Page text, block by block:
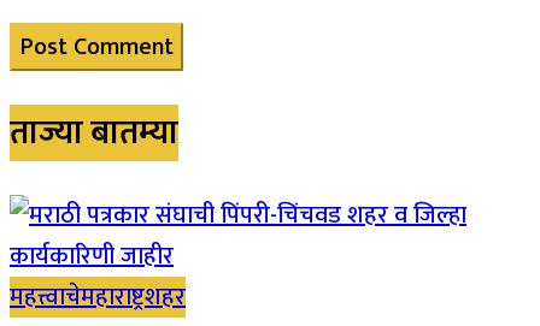
ताज्या बातम्या
महत्त्वाचेमहाराष्ट्रशहर